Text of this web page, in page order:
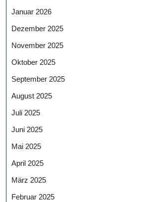
Januar 2026
Dezember 2025
November 2025
Oktober 2025
September 2025
August 2025
Juli 2025
Juni 2025
Mai 2025
April 2025
März 2025
Februar 2025